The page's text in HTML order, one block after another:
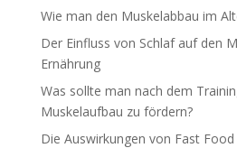
Wie man den Muskelabbau im
Der Einfluss von Schlaf auf den
Ernährung
Was sollte man nach dem
Muskelaufbau zu fördern?
Die Auswirkungen von Fast